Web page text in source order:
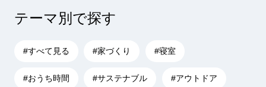
テーマ別で探す
#すべて見る #家づくり #寝室
#おうち時間 #サステナブル #アウトドア